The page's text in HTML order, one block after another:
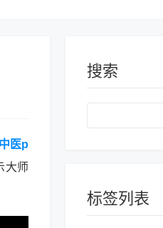
中医p
大师
搜索
标签列表